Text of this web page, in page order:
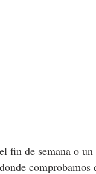
fin de semana o